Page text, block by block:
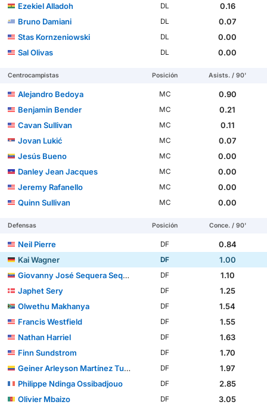
Ezekiel Alladoh
DL
0.16
Bruno Damiani
DL
0.07
Stas Kornzeniowski
DL
0.00
Sal Olivas
DL 0.00
Centrocampistas Posición Asists. / 90'
Alejandro Bedoya MC
0.90
Benjamin Bender
MC
0.21
Cavan Sullivan
MC
0.11
Jovan Lukić
MC
0.07
Jesús Bueno
MC
0.00
Danley Jean Jacques
MC
0.00
Jeremy Rafanello
MC
0.00
Quinn Sullivan
MC 0.00
Defensas Posición Conce. / 90'
Neil Pierre DF
0.84
Kai Wagner
DF
1.00
Giovanny José Sequera Sequera
DF
1.10
Japhet Sery
DF
1.25
Olwethu Makhanya
DF
1.54
Francis Westfield
DF
1.55
Nathan Harriel
DF
1.63
Finn Sundstrom
DF
1.70
Geiner Arleyson Martínez Turner
DF
1.97
Philippe Ndinga Ossibadjouo
DF
2.85
Olivier Mbaizo
DF 3.05